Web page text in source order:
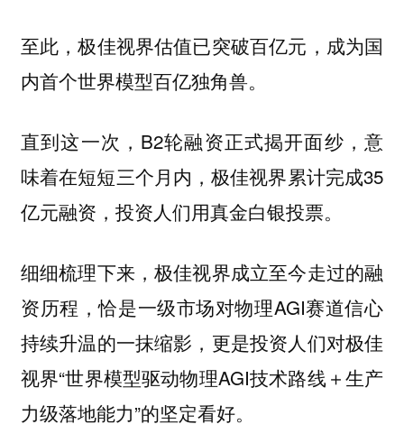
至此，极佳视界估值已突破百亿元，成为国
内首个世界模型百亿独角兽。
直到这一次，B2轮融资正式揭开面纱，意
味着在短短三个月内，极佳视界累计完成35
亿元融资，投资人们用真金白银投票。
细细梳理下来，极佳视界成立至今走过的融
资历程，恰是一级市场对物理AGI赛道信心
持续升温的一抹缩影，更是投资人们对极佳
视界“世界模型驱动物理AGI技术路线＋生产
力级落地能力”的坚定看好。